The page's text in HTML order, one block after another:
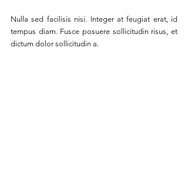
Nulla sed facilisis nisi. Integer at feugiat erat, id
tempus diam. Fusce posuere sollicitudin risus, et
dictum dolor sollicitudin a.